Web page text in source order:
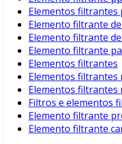
Elementos filtrantes
Elemento filtrante
Elemento filtrante
Elemento filtrante
Elementos filtrantes
Elementos filtrantes
Elementos
Filtros e elementos
Elemento filtrante
Elemento filtrante